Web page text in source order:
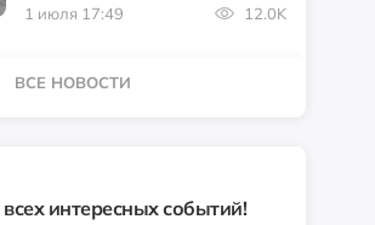
1 июля 17:49 12.0K
ВСЕ НОВОСТИ
всех интересных событий!